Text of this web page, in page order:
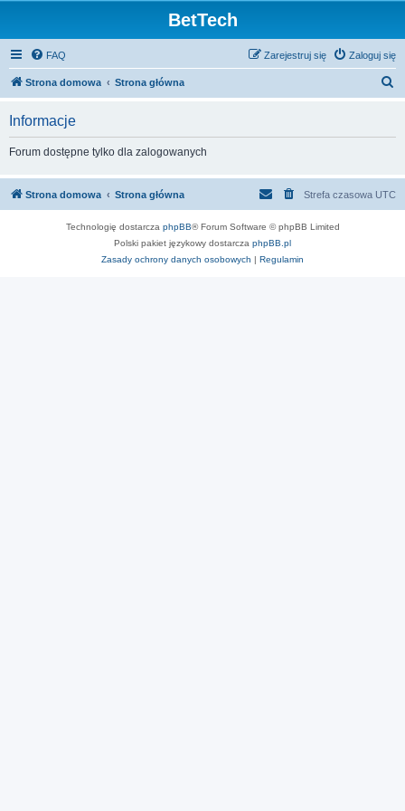
BetTech
FAQ Zaloguj się
Zarejestruj się
Strona domowa Strona główna
Informacje
Forum dostępne tylko dla zalogowanych
Strona domowa Strona główna Strefa czasowa UTC
Technologię dostarcza phpBB® Forum Software © phpBB Limited
Polski pakiet językowy dostarcza phpBB.pl
Zasady ochrony danych osobowych | Regulamin